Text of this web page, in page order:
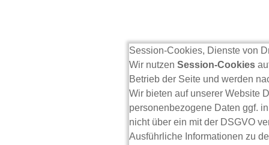
Session-Cookies, Dienste von
Wir nutzen Session-Cookies
Betrieb der Seite und werden
Wir bieten auf unserer Website
personenbezogene Daten ggf.
nicht über ein mit der DSGVO
Ausführliche Informationen zu